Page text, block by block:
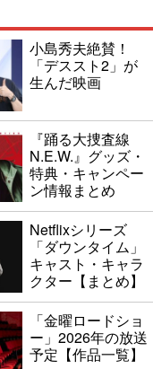
小島秀夫絶賛！
「デススト2」が
生んだ映画
『踊る大捜査線
N.E.W.』グッズ・
特典・キャンペー
ン情報まとめ
Netflixシリーズ
「ダウンタイム」
キャスト・キャラ
クター【まとめ】
「金曜ロードショ
ー」2026年の放送
予定【作品一覧】